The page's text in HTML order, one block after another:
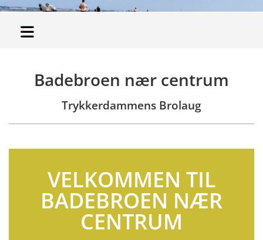
Badebroen nær centrum
Trykkerdammens Brolaug
VELKOMMEN TIL
BADEBROEN NÆR
CENTRUM